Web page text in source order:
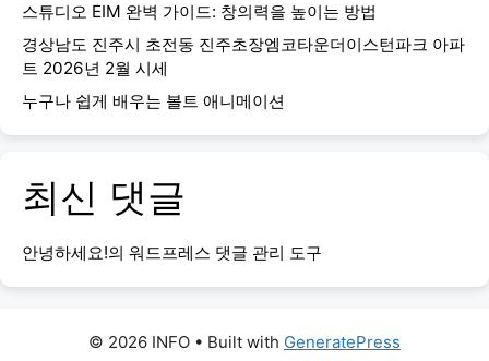
스튜디오 EIM 완벽 가이드: 창의력을 높이는 방법
경상남도 진주시 초전동 진주초장엠코타운더이스턴파크 아파
트 2026년 2월 시세
누구나 쉽게 배우는 볼트 애니메이션
최신 댓글
안녕하세요!의 워드프레스 댓글 관리 도구
© 2026 INFO • Built with GeneratePress